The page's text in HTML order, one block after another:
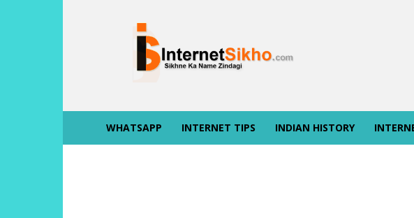
INTERNET
SIKHO
WHATSAPP INTERNET TIPS INDIAN HISTORY